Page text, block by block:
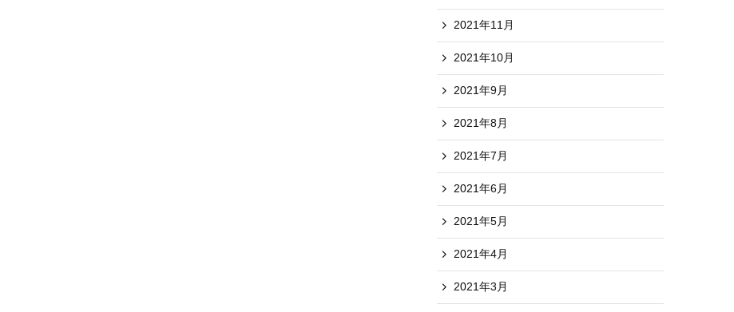
2021年11月
2021年10月
2021年9月
2021年8月
2021年7月
2021年6月
2021年5月
2021年4月
2021年3月